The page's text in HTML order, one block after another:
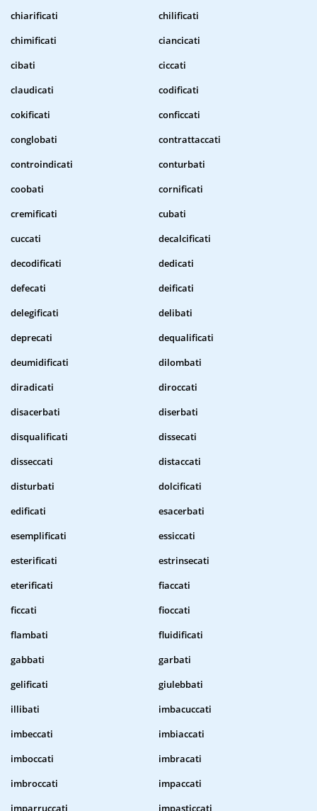
chiarificati
chilificati
chimificati
ciancicati
cibati
ciccati
claudicati
codificati
cokificati
conficcati
conglobati
contrattaccati
controindicati
conturbati
coobati
cornificati
cremificati
cubati
cuccati
decalcificati
decodificati
dedicati
defecati
deificati
delegificati
delibati
deprecati
dequalificati
deumidificati
dilombati
diradicati
diroccati
disacerbati
diserbati
disqualificati
dissecati
disseccati
distaccati
disturbati
dolcificati
edificati
esacerbati
esemplificati
essiccati
esterificati
estrinsecati
eterificati
fiaccati
ficcati
fioccati
flambati
fluidificati
gabbati
garbati
gelificati
giulebbati
illibati
imbacuccati
imbeccati
imbiaccati
imboccati
imbracati
imbroccati
impaccati
imparruccati
impasticcati